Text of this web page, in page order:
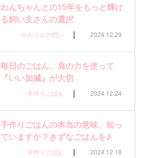
わんちゃんとの15年をもっと輝け
る飼い主さんの選択
かおりんの想い | 2024.12.29
毎日のごはん、肩の力を使って
『いい加減』が大切
手作りごはん | 2024.12.24
手作りごはんの本当の意味、知っ
ていますか？きずなごはんを♪
手作りごはん | 2024.12.18